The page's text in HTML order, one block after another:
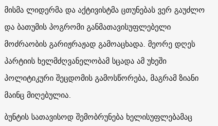
მისმა ლიდერმა და აქტივისტმა ცთუნებას ვერ გაუძლო
და ბათუმის პოგრომი განმათავისუფლებელი
მოძრაობის გარიჟრაჟად გამოაცხადა. მეორე დღეს
პარტიის ხელმძღვანელობამ სცადა ამ უხეში
პოლიტიკური შეცდომის გამოსწორება, მაგრამ ზიანი
მაინც მიღებულია.
ბუნტის სათავისოდ შემობრუნება ხელისუფლებამაც